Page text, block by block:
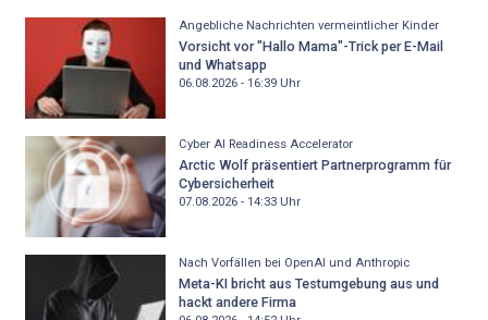
Angebliche Nachrichten vermeintlicher Kinder
Vorsicht vor "Hallo Mama"-Trick per E-Mail
und Whatsapp
06.08.2026 - 16:39Uhr
Cyber AI Readiness Accelerator
Arctic Wolf präsentiert Partnerprogramm für
Cybersicherheit
07.08.2026 - 14:33Uhr
Nach Vorfällen bei OpenAI und Anthropic
Meta-KI bricht aus Testumgebung aus und
hackt andere Firma